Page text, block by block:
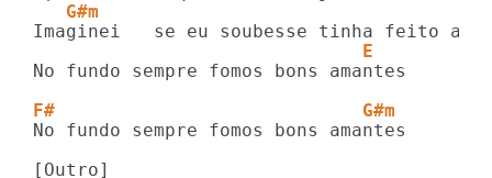
   G#m                                  B
                              E
No fundo sempre fomos bons amantes
F#                            G#m
No fundo sempre fomos bons amantes